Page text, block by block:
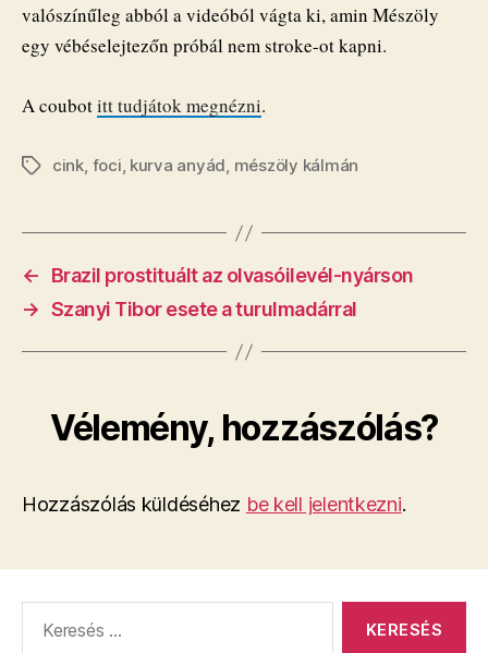
valószínűleg abból a videóból vágta ki, amin Mészöly
egy vébéselejtezőn próbál nem stroke-ot kapni.
A coubotitt tudjátok megnézni.
Címkék
cink, foci, kurva anyád, mészöly kálmán
←
Brazil prostituált az olvasóilevél-nyárson
→ Szanyi Tibor esete a turulmadárral
Vélemény, hozzászólás?
Hozzászólás küldéséhez be kell jelentkezni.